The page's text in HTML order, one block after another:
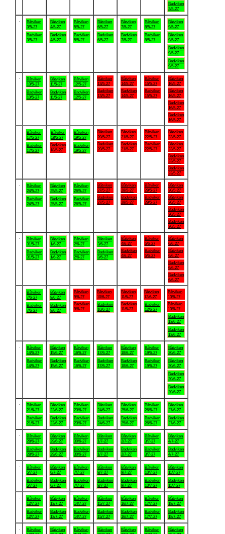
Badviken
2/5-27
Båtviken
3/5-27
Badviken
3/5-27
Båtviken
4/5-27
Badviken
4/5-27
Båtviken
5/5-27
Badviken
5/5-27
Båtviken
6/5-27
Badviken
6/5-27
Båtviken
7/5-27
Badviken
7/5-27
Båtviken
8/5-27
Badviken
8/5-27
Båtviken
9/5-27
Båtviken
9/5-27
Badviken
9/5-27
Badviken
9/5-27
Båtviken
10/5-27
Badviken
10/5-27
Båtviken
11/5-27
Badviken
11/5-27
Båtviken
12/5-27
Badviken
12/5-27
Båtviken
13/5-27
Badviken
13/5-27
Båtviken
14/5-27
Badviken
14/5-27
Båtviken
15/5-27
Badviken
15/5-27
Båtviken
16/5-27
Båtviken
16/5-27
Badviken
16/5-27
Badviken
16/5-27
Båtviken
17/5-27
Badviken
17/5-27
Båtviken
18/5-27
Badviken
18/5-27
Båtviken
19/5-27
Badviken
19/5-27
Båtviken
20/5-27
Badviken
20/5-27
Båtviken
21/5-27
Badviken
21/5-27
Båtviken
22/5-27
Badviken
22/5-27
Båtviken
23/5-27
Båtviken
23/5-27
Badviken
23/5-27
Badviken
23/5-27
Båtviken
24/5-27
Badviken
24/5-27
Båtviken
25/5-27
Badviken
25/5-27
Båtviken
26/5-27
Badviken
26/5-27
Båtviken
27/5-27
Badviken
27/5-27
Båtviken
28/5-27
Badviken
28/5-27
Båtviken
29/5-27
Badviken
29/5-27
Båtviken
30/5-27
Båtviken
30/5-27
Badviken
30/5-27
Badviken
30/5-27
Båtviken
31/5-27
Badviken
31/5-27
Båtviken
1/6-27
Badviken
1/6-27
Båtviken
2/6-27
Badviken
2/6-27
Båtviken
3/6-27
Badviken
3/6-27
Båtviken
4/6-27
Badviken
4/6-27
Båtviken
5/6-27
Badviken
5/6-27
Båtviken
6/6-27
Båtviken
6/6-27
Badviken
6/6-27
Badviken
6/6-27
Båtviken
7/6-27
Badviken
7/6-27
Båtviken
8/6-27
Badviken
8/6-27
Båtviken
9/6-27
Badviken
9/6-27
Båtviken
10/6-27
Badviken
10/6-27
Båtviken
11/6-27
Badviken
11/6-27
Båtviken
12/6-27
Badviken
12/6-27
Båtviken
13/6-27
Båtviken
13/6-27
Badviken
13/6-27
Badviken
13/6-27
Båtviken
14/6-27
Badviken
14/6-27
Båtviken
15/6-27
Badviken
15/6-27
Båtviken
16/6-27
Badviken
16/6-27
Båtviken
17/6-27
Badviken
17/6-27
Båtviken
18/6-27
Badviken
18/6-27
Båtviken
19/6-27
Badviken
19/6-27
Båtviken
20/6-27
Båtviken
20/6-27
Badviken
20/6-27
Badviken
20/6-27
Båtviken
21/6-27
Badviken
21/6-27
Båtviken
22/6-27
Badviken
22/6-27
Båtviken
23/6-27
Badviken
23/6-27
Båtviken
24/6-27
Badviken
24/6-27
Båtviken
25/6-27
Badviken
25/6-27
Båtviken
26/6-27
Badviken
26/6-27
Båtviken
27/6-27
Badviken
27/6-27
Båtviken
28/6-27
Badviken
28/6-27
Båtviken
29/6-27
Badviken
29/6-27
Båtviken
30/6-27
Badviken
30/6-27
Båtviken
1/7-27
Badviken
1/7-27
Båtviken
2/7-27
Badviken
2/7-27
Båtviken
3/7-27
Badviken
3/7-27
Båtviken
4/7-27
Badviken
4/7-27
Båtviken
5/7-27
Badviken
5/7-27
Båtviken
6/7-27
Badviken
6/7-27
Båtviken
7/7-27
Badviken
7/7-27
Båtviken
8/7-27
Badviken
8/7-27
Båtviken
9/7-27
Badviken
9/7-27
Båtviken
10/7-27
Badviken
10/7-27
Båtviken
11/7-27
Badviken
11/7-27
Båtviken
12/7-27
Badviken
12/7-27
Båtviken
13/7-27
Badviken
13/7-27
Båtviken
14/7-27
Badviken
14/7-27
Båtviken
15/7-27
Badviken
15/7-27
Båtviken
16/7-27
Badviken
16/7-27
Båtviken
17/7-27
Badviken
17/7-27
Båtviken
18/7-27
Badviken
18/7-27
Båtviken
Båtviken
Båtviken
Båtviken
Båtviken
Båtviken
Båtviken